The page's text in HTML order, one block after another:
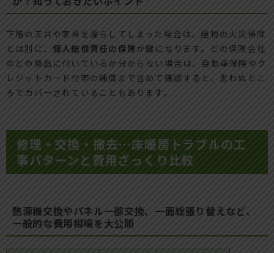
下階の天井や家具を濡らしてしまった場合は、建物の火災保険
とは別に、個人賠償責任の保険が鍵になります。どの保険会社
のどの商品に付いているか分からない場合は、自動車保険やク
レジットカード付帯の補償まで含めて確認すると、思わぬとこ
ろでカバーされていることもあります。
修理・交換・撤去…床暖房トラブルの工
事パターンと費用ざっくり比較
熱源機交換やパネル一部交換、一面総張り替えなど、
一般的な費用相場を大公開